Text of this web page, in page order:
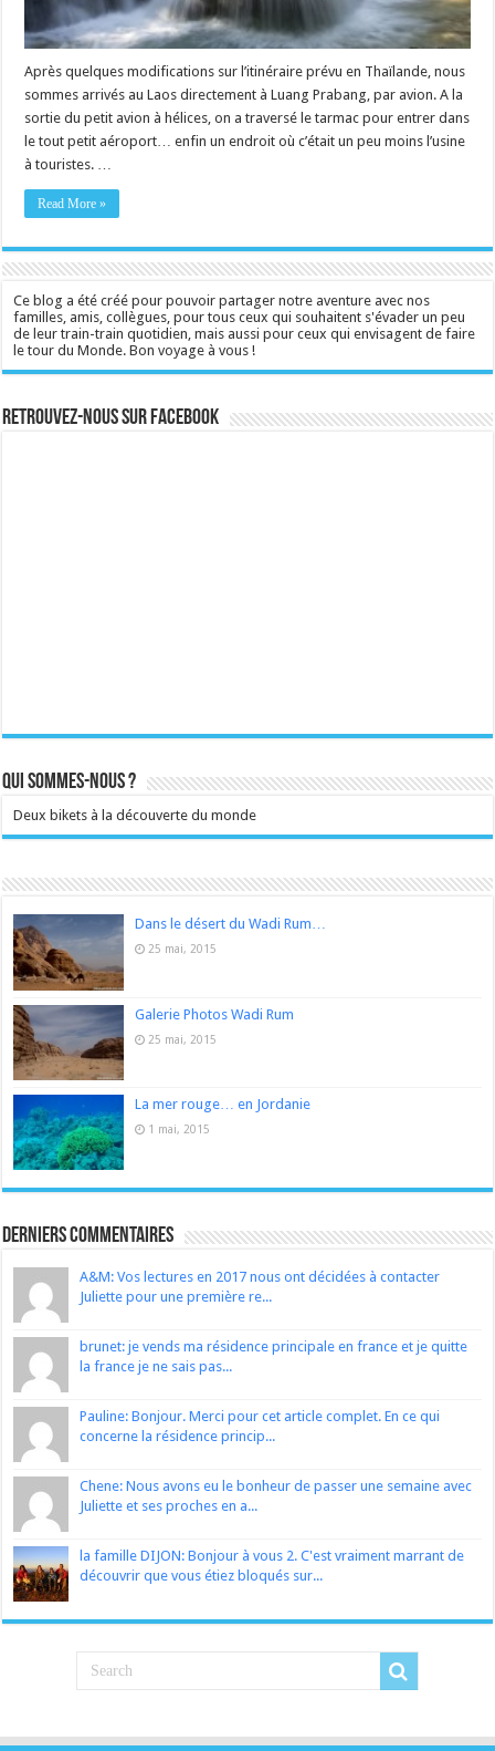
Après quelques modifications sur l’itinéraire prévu en Thaïlande, nous
sommes arrivés au Laos directement à Luang Prabang, par avion. A la
sortie du petit avion à hélices, on a traversé le tarmac pour entrer dans
le tout petit aéroport… enfin un endroit où c’était un peu moins l’usine
à touristes. …
Read More »
Ce blog a été créé pour pouvoir partager notre aventure avec nos
familles, amis, collègues, pour tous ceux qui souhaitent s'évader un peu
de leur train-train quotidien, mais aussi pour ceux qui envisagent de faire
le tour du Monde. Bon voyage à vous !
Retrouvez-nous sur Facebook
Qui sommes-nous ?
Deux bikets à la découverte du monde
Dans le désert du Wadi Rum…
25 mai, 2015
Galerie Photos Wadi Rum
25 mai, 2015
La mer rouge… en Jordanie
1 mai, 2015
Derniers Commentaires
A&M: Vos lectures en 2017 nous ont décidées à contacter
Juliette pour une première re...
brunet: je vends ma résidence principale en france et je quitte
la france je ne sais pas...
Pauline: Bonjour. Merci pour cet article complet. En ce qui
concerne la résidence princip...
Chene: Nous avons eu le bonheur de passer une semaine avec
Juliette et ses proches en a...
la famille DIJON: Bonjour à vous 2. C'est vraiment marrant de
découvrir que vous étiez bloqués sur...